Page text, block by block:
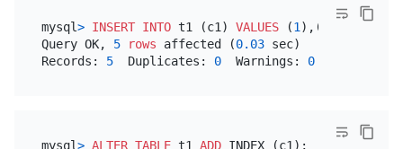
mysql> INSERT INTO t1 (c1) VALUES (1 ),(
Query OK, 5 rows affected (0.03 sec)
Records: 5
  Duplicates:
0
  Warnings:
0
mysql> ALTER TABLE t1 ADD INDEX (c1);